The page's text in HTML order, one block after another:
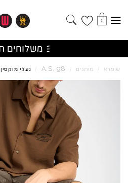
0
שופרא / מותגים /
A.S. 98
/ נעלי מוקסין